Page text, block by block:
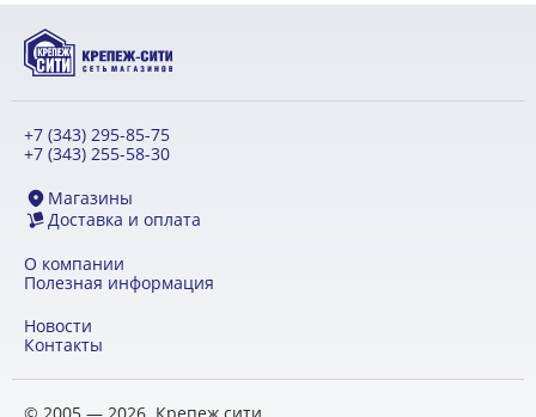
+7 (343) 295-85-75
+7 (343) 255-58-30
Магазины
Доставка и оплата
О компании
Полезная информация
Новости
Контакты